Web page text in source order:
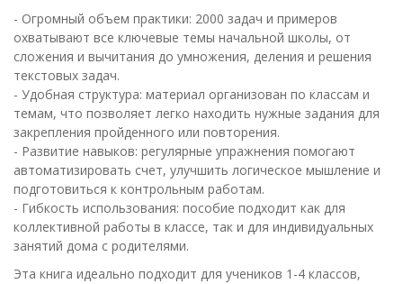
- Огромный объем практики: 2000 задач и примеров
охватывают все ключевые темы начальной школы, от
сложения и вычитания до умножения, деления и решения
текстовых задач.
- Удобная структура: материал организован по классам и
темам, что позволяет легко находить нужные задания для
закрепления пройденного или повторения.
- Развитие навыков: регулярные упражнения помогают
автоматизировать счет, улучшить логическое мышление и
подготовиться к контрольным работам.
- Гибкость использования: пособие подходит как для
коллективной работы в классе, так и для индивидуальных
занятий дома с родителями.
Эта книга идеально подходит для учеников 1-4 классов,